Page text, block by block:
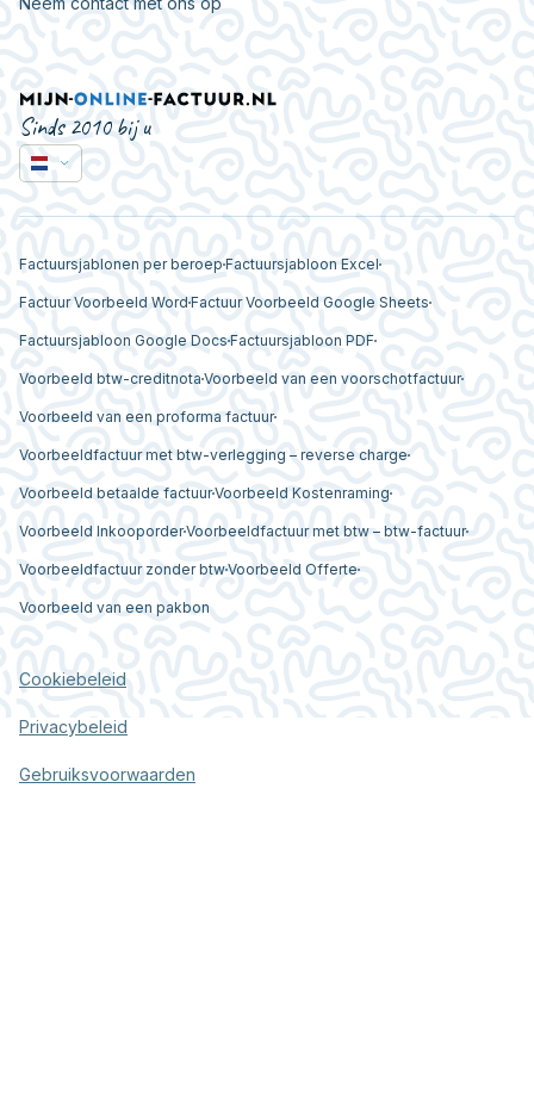
Sinds 2010 bij u
Factuursjablonen per beroep Factuursjabloon Excel
Factuur Voorbeeld Word Factuur Voorbeeld Google Sheets
Factuursjabloon Google Docs Factuursjabloon PDF
Voorbeeld btw-creditnota Voorbeeld van een voorschotfactuur
Voorbeeld van een proforma factuur
Voorbeeldfactuur met btw-verlegging – reverse charge
Voorbeeld betaalde factuurVoorbeeld Kostenraming
Voorbeeld InkooporderVoorbeeldfactuur met btw – btw-factuur
Voorbeeldfactuur zonder btwVoorbeeld Offerte
Voorbeeld van een pakbon
Cookiebeleid
Privacybeleid
Gebruiksvoorwaarden